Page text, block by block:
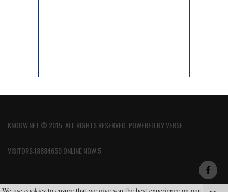
KNOOW.NET © 2015. ALL RIGHTS RESERVED. POWERED BYVERSE
VISITORS:18884659 ONLINE NOW:5